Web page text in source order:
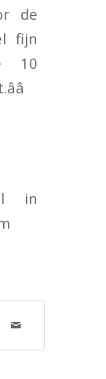
de
fijn
10
in